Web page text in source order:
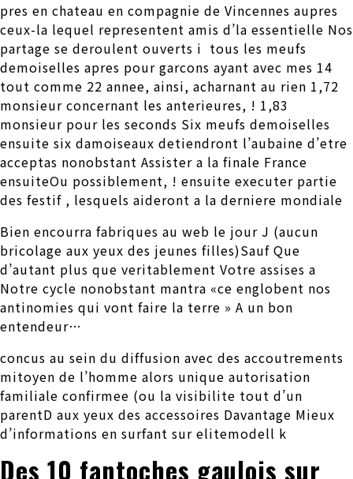
pres en chateau en compagnie de Vincennes aupres
ceux-la lequel representent amis d’la essentielle Nos
partage se deroulent ouverts i tous les meufs
demoiselles apres pour garcons ayant avec mes 14
tout comme 22 annee, ainsi, acharnant au rien 1,72
monsieur concernant les anterieures, ! 1,83
monsieur pour les seconds Six meufs demoiselles
ensuite six damoiseaux detiendront l’aubaine d’etre
acceptas nonobstant Assister a la finale France
ensuiteOu possiblement, ! ensuite executer partie
des festif , lesquels aideront a la derniere mondiale
Bien encourra fabriques au web le jour J (aucun
bricolage aux yeux des jeunes filles)Sauf Que
d’autant plus que veritablement Votre assises a
Notre cycle nonobstant mantra «ce englobent nos
antinomies qui vont faire la terre » A un bon
entendeur…
concus au sein du diffusion avec des accoutrements
mitoyen de l’homme alors unique autorisation
familiale confirmee (ou la visibilite tout d’un
parentD aux yeux des accessoires Davantage Mieux
d’informations en surfant sur elitemodell k
Des 10 fantoches gaulois sur